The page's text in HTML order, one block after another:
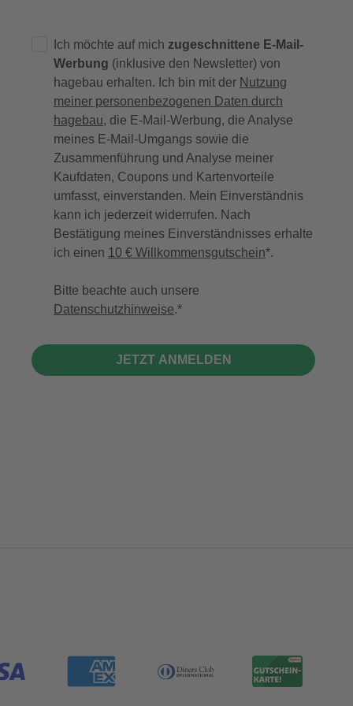
Ich möchte auf mich zugeschnittene E-Mail-
Werbung (inklusive den Newsletter) von
hagebau erhalten. Ich bin mit der Nutzung
meiner personenbezogenen Daten durch
hagebau, die E-Mail-Werbung, die Analyse
meines E-Mail-Umgangs sowie die
Zusammenführung und Analyse meiner
Kaufdaten, Coupons und Kartenvorteile
umfasst, einverstanden. Mein Einverständnis
kann ich jederzeit widerrufen. Nach
Bestätigung meines Einverständnisses erhalte
ich einen 10 € Willkommensgutschein*.
Bitte beachte auch unsere
Datenschutzhinweise.
JETZT ANMELDEN